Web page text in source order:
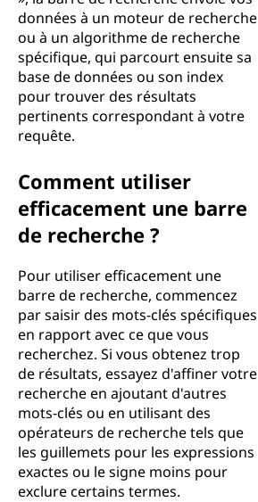
données à un moteur de recherche
ou à un algorithme de recherche
spécifique, qui parcourt ensuite sa
base de données ou son index
pour trouver des résultats
pertinents correspondant à votre
requête.
Comment utiliser
efficacement une barre
de recherche ?
Pour utiliser efficacement une
barre de recherche, commencez
par saisir des mots-clés spécifiques
en rapport avec ce que vous
recherchez. Si vous obtenez trop
de résultats, essayez d'affiner votre
recherche en ajoutant d'autres
mots-clés ou en utilisant des
opérateurs de recherche tels que
les guillemets pour les expressions
exactes ou le signe moins pour
exclure certains termes.